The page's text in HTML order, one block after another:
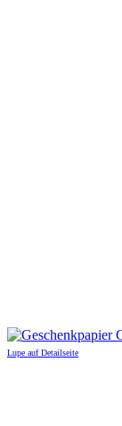
Lupe auf Detailseite